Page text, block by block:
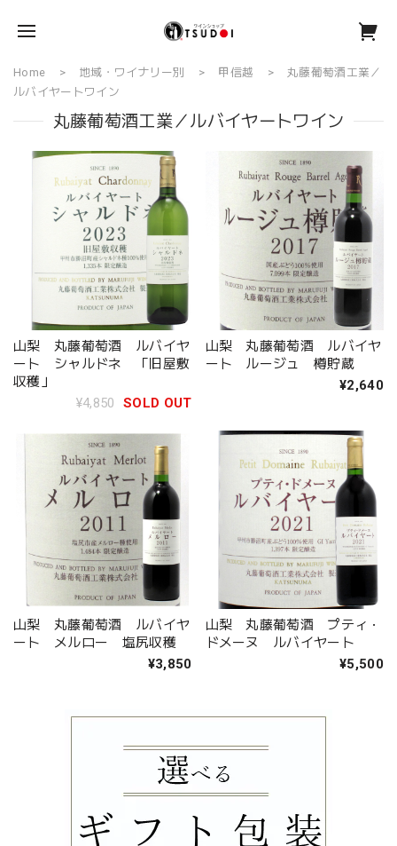
Home 地域・ワイナリー別 甲信越
丸藤葡萄酒工業／
ルバイヤートワイン
丸藤葡萄酒工業／ルバイヤートワイン
山梨 丸藤葡萄酒 ルバイヤ
ート シャルドネ 「旧屋敷
収穫」
¥4,850
SOLD OUT
山梨 丸藤葡萄酒 ルバイヤ
ート ルージュ 樽貯蔵
¥2,640
山梨 丸藤葡萄酒 ルバイヤ
ート メルロー 塩尻収穫
¥3,850
山梨 丸藤葡萄酒 プティ・
ドメーヌ ルバイヤート
¥5,500